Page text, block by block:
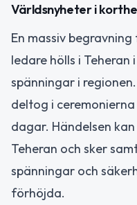
Världsnyheter i
En massiv
ledare hölls i Teheran
spänningar i
deltog i
dagar. Händelsen
Teheran och sker
spänningar och
förhöjda.